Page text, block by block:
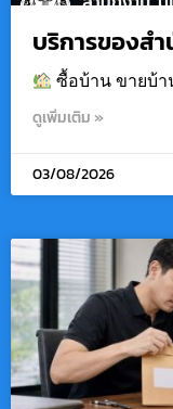
บริการของส
ซื้อบ้าน ขายบ้
ดูเพิ่มเติม »
03/08/2026